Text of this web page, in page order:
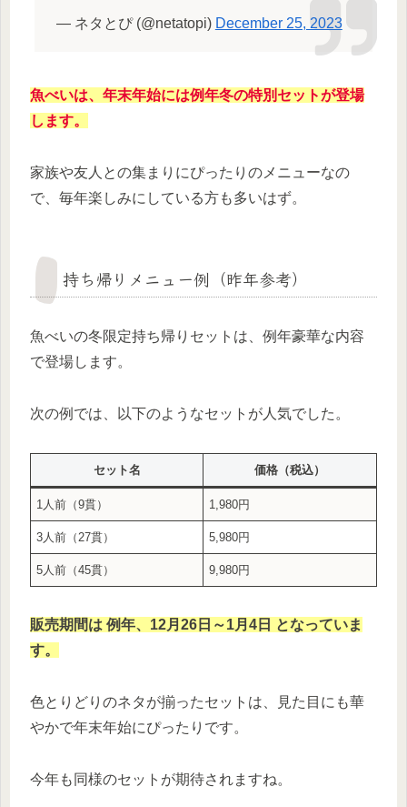
— ネタとぴ (@netatopi) December 25, 2023
魚べいは、年末年始には例年冬の特別セットが登場
します。
家族や友人との集まりにぴったりのメニューなの
で、毎年楽しみにしている方も多いはず。
持ち帰りメニュー例（昨年参考）
魚べいの冬限定持ち帰りセットは、例年豪華な内容
で登場します。
次の例では、以下のようなセットが人気でした。
セット名 価格（税込）
1人前（9貫） 1,980円
3人前（27貫） 5,980円
5人前（45貫） 9,980円
販売期間は 例年、12月26日～1月4日 となっていま
す。
色とりどりのネタが揃ったセットは、見た目にも華
やかで年末年始にぴったりです。
今年も同様のセットが期待されますね。